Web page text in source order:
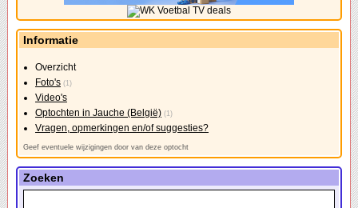
Informatie
Overzicht
Foto's (1)
Video's
Optochten in Jauche (België) (1)
Vragen, opmerkingen en/of suggesties?
Geef eventuele wijzigingen door van deze optocht
Zoeken